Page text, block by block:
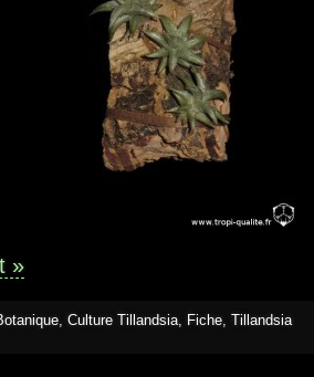
»
Culture Tillandsia Fiche Tillandsia